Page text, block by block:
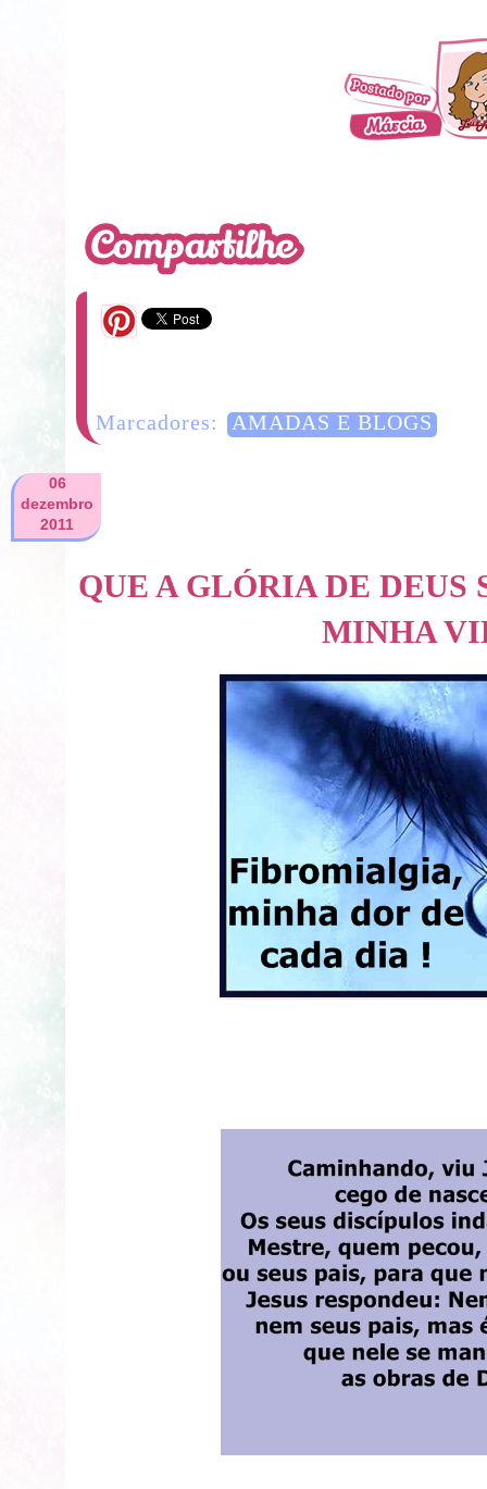
Marcadores: AMADAS E BLOGS
06
dezembro
2011
QUE A GLÓRIA DE DEUS
MINHA